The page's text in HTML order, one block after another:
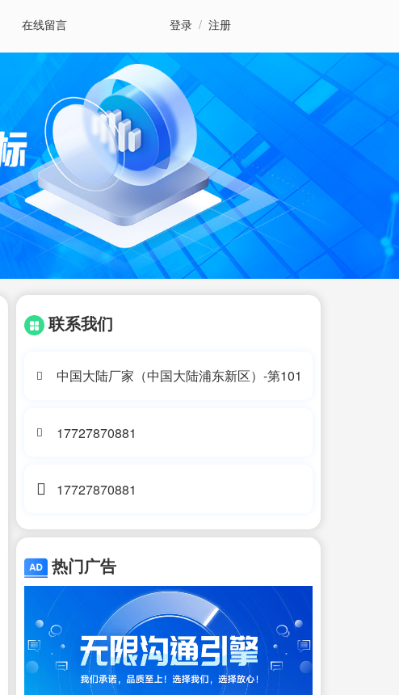
在线留言 登录 / 注册
联系我们
中国大陆厂家（中国大陆浦东新区）-第101
17727870881
17727870881
热门广告